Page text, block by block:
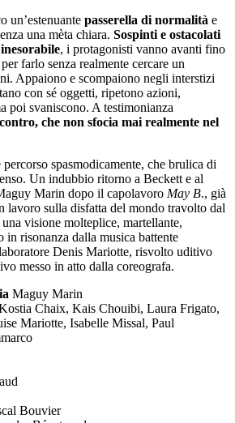
un’estenuante passerella di normalità e
una mèta chiara. Sospinti e ostacolati
, i protagonisti vanno avanti fino
farlo senza realmente cercare un
Appaiono e scompaiono negli interstizi
con sé oggetti, ripetono azioni,
poi svaniscono. A testimonianza
che non sfocia mai realmente nel
spasmodicamente, che brulica di
Un indubbio ritorno a Beckett e al
Marin dopo il capolavoro May B., già
lavoro sulla disfatta del mondo travolto dal
visione molteplice, martellante,
in risonanza dalla musica battente
Denis Mariotte, risvolto uditivo
messo in atto dalla coreografa.
Maguy Marin
Chaix, Kais Chouibi, Laura Frigato,
Mariotte, Isabelle Missal, Paul
Bouvier